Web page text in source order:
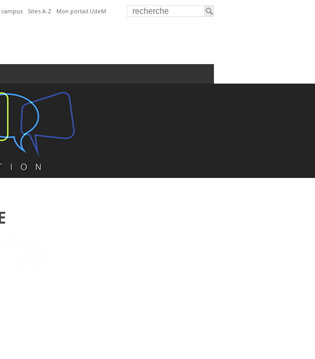
campus Sites A-Z Mon portail UdeM